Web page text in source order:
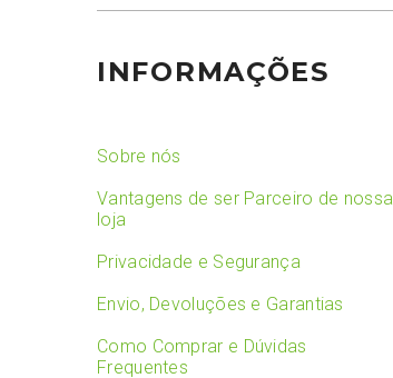
INFORMAÇÕES
Sobre nós
Vantagens de ser Parceiro de nossa
loja
Privacidade e Segurança
Envio, Devoluções e Garantias
Como Comprar e Dúvidas
Frequentes